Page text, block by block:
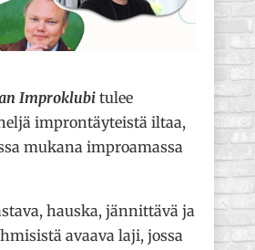
Improklubitulee
improntäyteistä iltaa,
mukana improamassa
hauska, jännittävä ja
avaava laji, jossa